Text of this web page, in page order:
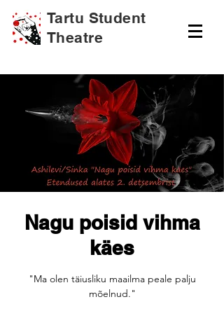
Tartu Student
Theatre
Nagu poisid vihma
käes
"Ma olen täiusliku maailma peale palju
mõelnud."